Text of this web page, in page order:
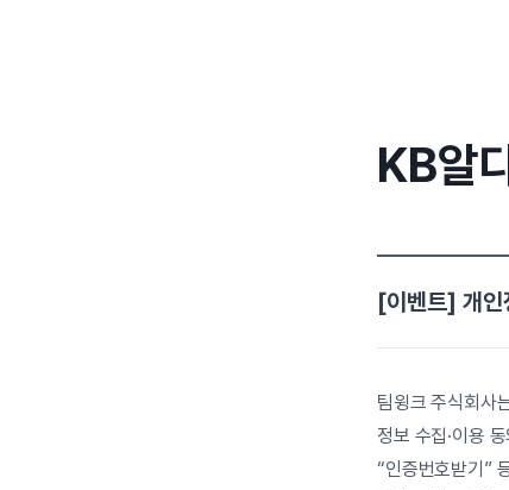
KB알
[이벤트] 개
팀윙크 주식회사
정보 수집·이용
“인증번호받기”